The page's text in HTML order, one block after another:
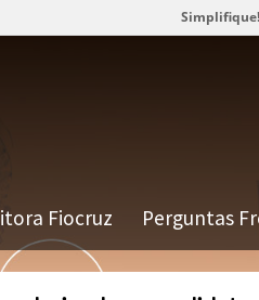
Simplifique!
Fiocruz Perguntas